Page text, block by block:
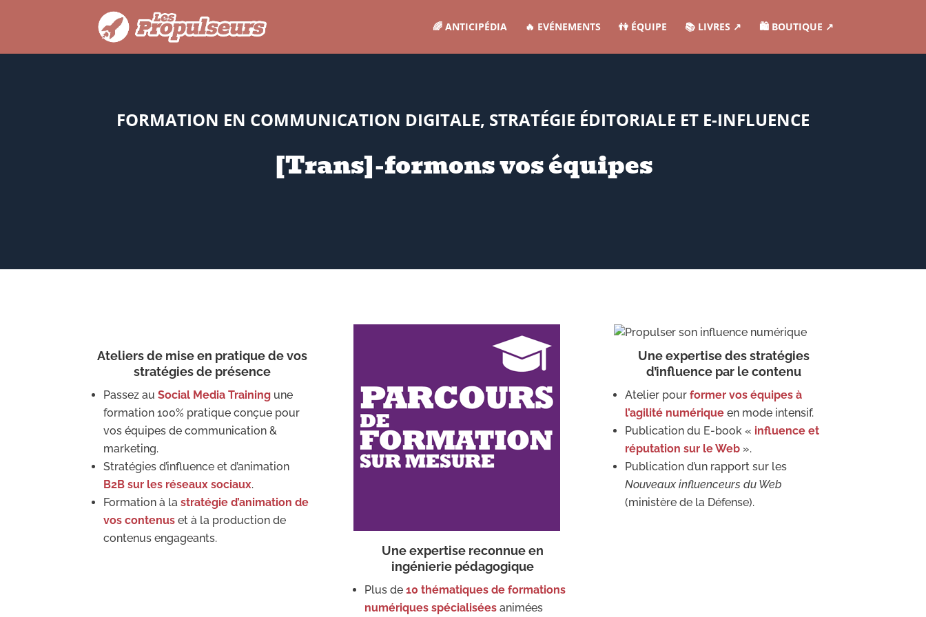
🌈 ANTICIPÉDIA 🔥 EVÉNEMENTS 👫 ÉQUIPE 📚 LIVRES ↗︎ 🛍️ BOUTIQUE ↗︎
FORMATION EN COMMUNICATION DIGITALE, STRATÉGIE ÉDITORIALE ET E-INFLUENCE
[Trans]-formons vos équipes
Ateliers de mise en pratique de vos
stratégies de présence
Passez auSocial Media Training une
formation 100% pratique conçue pour
vos équipes de communication &
marketing.
Stratégies d’influence et d’animation
B2B sur les réseaux sociaux.
Formation à lastratégie d’animation de
vos contenus et à la production de
contenus engageants.
Une expertise reconnue en
ingénierie pédagogique
Plus de 10 thématiques de formations
numériques spécialiséesanimées
Une expertise des stratégies
d’influence par le contenu
Atelier pour former vos équipes à
l’agilité numériqueen mode intensif.
Publication du E-book « influence et
réputation sur le Web».
Publication d’un rapport sur les
Nouveaux influenceurs du Web
(ministère de la Défense).